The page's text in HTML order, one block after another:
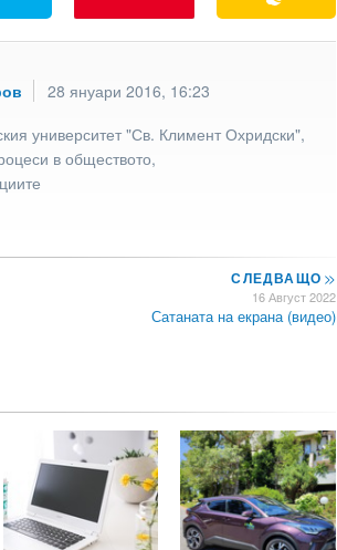
28 януари 2016, 16:23
университет "Св. Климент Охридски",
в обществото,
СЛЕДВАЩО>>
16 Август 2022
Сатаната на екрана (видео)